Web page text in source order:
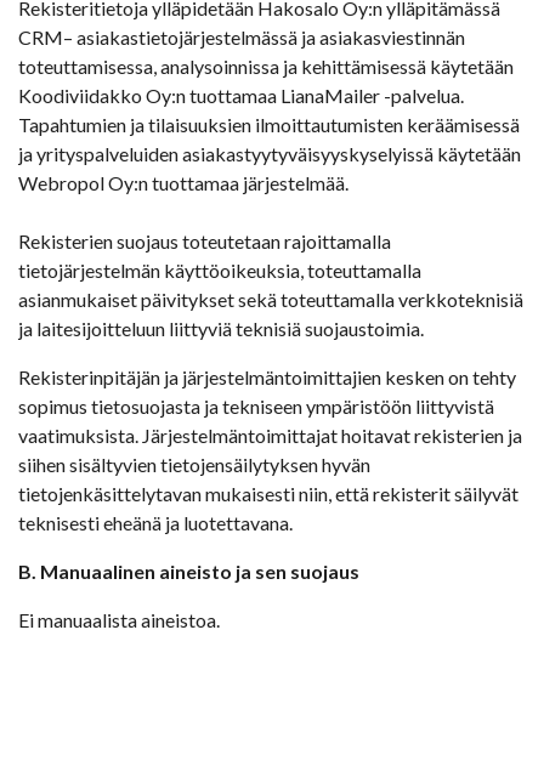
Rekisteritietoja ylläpidetään Hakosalo Oy:n ylläpitämässä
CRM– asiakastietojärjestelmässä ja asiakasviestinnän
toteuttamisessa, analysoinnissa ja kehittämisessä käytetään
Koodiviidakko Oy:n tuottamaa LianaMailer -palvelua.
Tapahtumien ja tilaisuuksien ilmoittautumisten keräämisessä
ja yrityspalveluiden asiakastyytyväisyyskyselyissä käytetään
Webropol Oy:n tuottamaa järjestelmää.
Rekisterien suojaus toteutetaan rajoittamalla
tietojärjestelmän käyttöoikeuksia, toteuttamalla
asianmukaiset päivitykset sekä toteuttamalla verkkoteknisiä
ja laitesijoitteluun liittyviä teknisiä suojaustoimia.
Rekisterinpitäjän ja järjestelmäntoimittajien kesken on tehty
sopimus tietosuojasta ja tekniseen ympäristöön liittyvistä
vaatimuksista. Järjestelmäntoimittajat hoitavat rekisterien ja
siihen sisältyvien tietojensäilytyksen hyvän
tietojenkäsittelytavan mukaisesti niin, että rekisterit säilyvät
teknisesti eheänä ja luotettavana.
B. Manuaalinen aineisto ja sen suojaus
Ei manuaalista aineistoa.